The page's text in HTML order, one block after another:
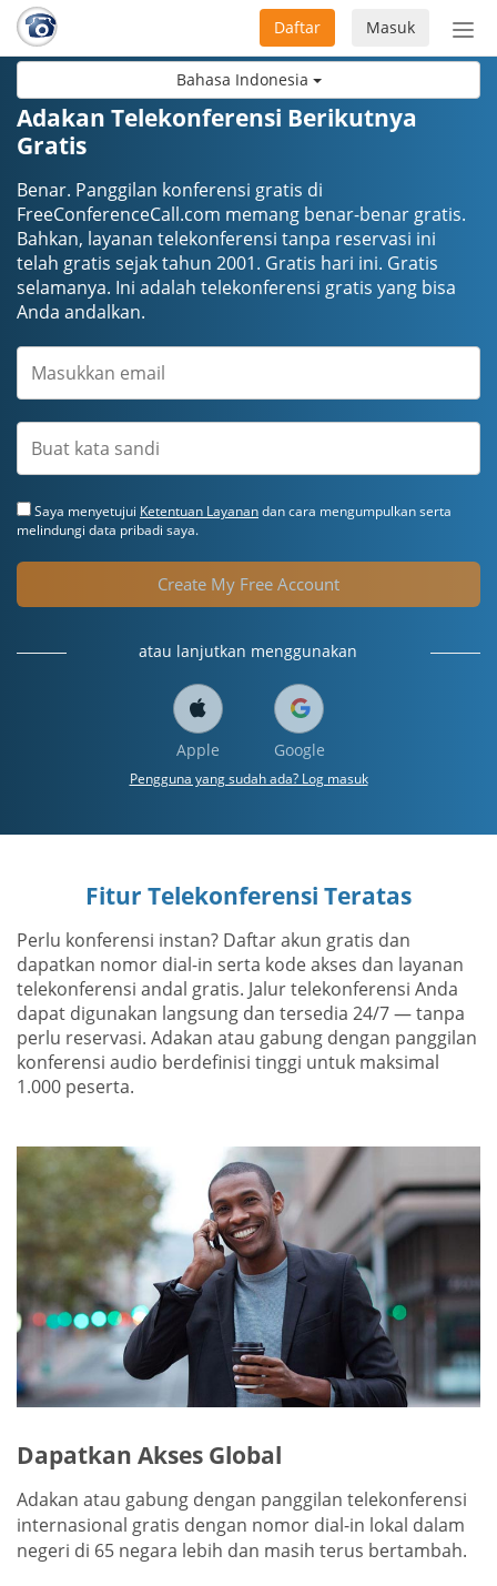
Bahasa Indonesia
Masuk
Daftar
Adakan Telekonferensi Berikutnya
Gratis
Benar. Panggilan konferensi gratis di
FreeConferenceCall.com memang benar-benar gratis.
Bahkan, layanan telekonferensi tanpa reservasi ini
telah gratis sejak tahun 2001. Gratis hari ini. Gratis
selamanya. Ini adalah telekonferensi gratis yang bisa
Anda andalkan.
Saya menyetujui Ketentuan Layanandan cara mengumpulkan serta
melindungi data pribadi saya.
Create My Free Account
atau lanjutkan menggunakan
Apple Google
Pengguna yang sudah ada? Log masuk
Fitur Telekonferensi Teratas
Perlu konferensi instan? Daftar akun gratis dan
dapatkan nomor dial-in serta kode akses dan layanan
telekonferensi andal gratis. Jalur telekonferensi Anda
dapat digunakan langsung dan tersedia 24/7 — tanpa
perlu reservasi. Adakan atau gabung dengan panggilan
konferensi audio berdefinisi tinggi untuk maksimal
1.000 peserta.
Dapatkan Akses Global
Adakan atau gabung dengan panggilan telekonferensi
internasional gratis dengan nomor dial-in lokal dalam
negeri di 65 negara lebih dan masih terus bertambah.